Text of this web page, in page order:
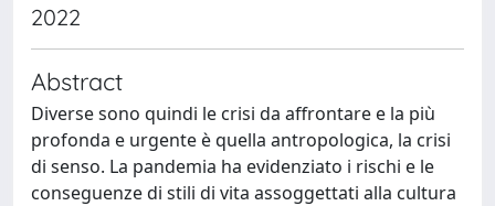
2022
Abstract
Diverse sono quindi le crisi da affrontare e la più
profonda e urgente è quella antropologica, la crisi
di senso. La pandemia ha evidenziato i rischi e le
conseguenze di stili di vita assoggettati alla cultura